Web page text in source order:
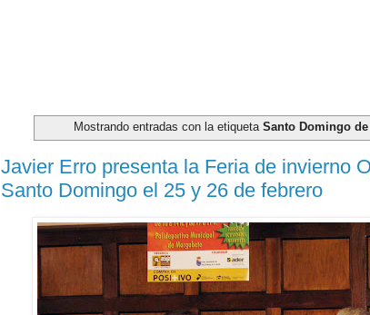
Mostrando entradas con la etiqueta Santo Domingo
Javier Erro presenta la Feria de invierno
Santo Domingo el 25 y 26 de febrero